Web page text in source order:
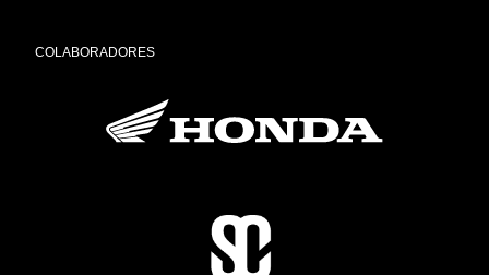
COLABORADORES